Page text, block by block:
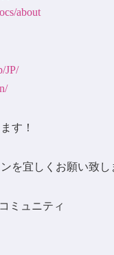
about
JP/
す！
を宜しくお願い致し
ミュニティ